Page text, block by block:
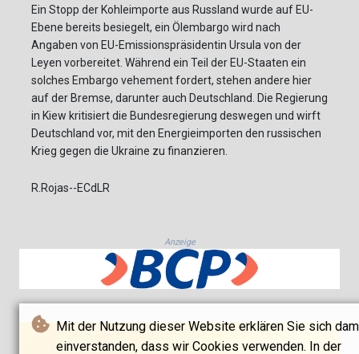
Mit der Nutzung dieser Website erklären Sie sich
einverstanden, dass wir Cookies verwenden. In der
Ein Stopp der Kohleimporte aus Russland wurde auf EU-
Ebene bereits besiegelt, ein Ölembargo wird nach
Angaben von EU-Emissionspräsidentin Ursula von der
Leyen vorbereitet. Während ein Teil der EU-Staaten ein
solches Embargo vehement fordert, stehen andere hier
auf der Bremse, darunter auch Deutschland. Die Regierung
in Kiew kritisiert die Bundesregierung deswegen und wirft
Deutschland vor, mit den Energieimporten den russischen
Krieg gegen die Ukraine zu finanzieren.
R.Rojas--ECdLR
Anzeige